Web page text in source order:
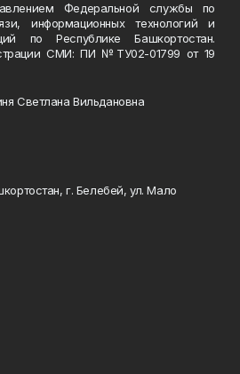
Федеральной службы по
информационных технологий и
по Республике Башкортостан.
СМИ: ПИ №ТУ02-01799 от 19
Светлана Вильдановна
г. Белебей, ул. Мало